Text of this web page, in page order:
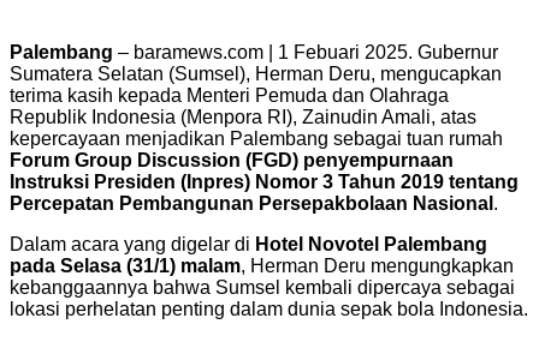
Palembang – baramews.com | 1 Febuari 2025. Gubernur
Sumatera Selatan (Sumsel), Herman Deru, ‎mengucapkan
terima kasih kepada Menteri Pemuda dan Olahraga
Republik Indonesia (Menpora RI), Zainudin Amali, atas
kepercayaan menjadikan Palembang sebagai tuan rumah
Forum Group Discussion (FGD) penyempurnaan
Instruksi Presiden (Inpres) Nomor 3 Tahun 2019 tentang
Percepatan Pembangunan Persepakbolaan Nasional .
Dalam acara yang digelar di Hotel Novotel Palembang
pada Selasa (31/1) malam, Herman Deru mengungkapkan
kebanggaannya bahwa Sumsel kembali dipercaya sebagai
lokasi perhelatan penting dalam dunia sepak bola Indonesia.